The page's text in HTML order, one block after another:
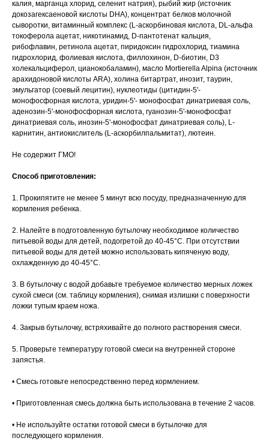
калия, марганца хлорид, селенит натрия), рыбий жир (источник
докозагексаеновой кислоты DHA), концентрат белков молочной
сыворотки, витаминный комплекс (L-аскорбиновая кислота, DL-альфа
токоферола ацетат, никотинамид, D-пантотенат кальция,
рибофлавин, ретинола ацетат, пиридоксин гидрохлорид, тиамина
гидрохлорид, фолиевая кислота, филлохинон, D-биотин, D3
холекальциферол, цианокобаламин), масло Mortierella Alpina (источник
арахидоновой кислоты ARA), холина битартрат, инозит, таурин,
эмульгатор (соевый лецитин), нуклеотиды (цитидин-5'-
монофосфорная кислота, уридин-5'- монофосфат динатриевая соль,
аденозин-5'-монофосфорная кислота, гуанозин-5'-монофосфат
динатриевая соль, инозин-5'-монофосфат динатриевая соль), L-
карнитин, антиокислитель (L-аскорбилпальмитат), лютеин.
Не содержит ГМО!
Способ приготовления:
1. Прокипятите не менее 5 минут всю посуду, предназначенную для
кормления ребенка.
2. Налейте в подготовленную бутылочку необходимое количество
питьевой воды для детей, подогретой до 40-45°С. При отсутствии
питьевой воды для детей можно использовать кипяченую воду,
охлажденную до 40-45°С.
3. В бутылочку с водой добавьте требуемое количество мерных ложек
сухой смеси (см. таблицу кормления), снимая излишки с поверхности
ложки тупым краем ножа.
4. Закрыв бутылочку, встряхивайте до полного растворения смеси.
5. Проверьте температуру готовой смеси на внутренней стороне
запястья.
• Смесь готовьте непосредственно перед кормлением.
• Приготовленная смесь должна быть использована в течение 2 часов.
• Не используйте остатки готовой смеси в бутылочке для
последующего кормления.